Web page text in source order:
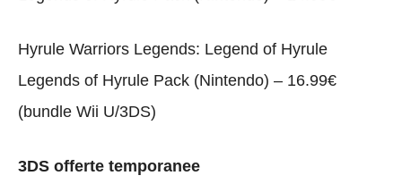
Hyrule Warriors Legends: Legend of Hyrule
Legends of Hyrule Pack (Nintendo) – 16.99€
(bundle Wii U/3DS)
3DS offerte temporanee